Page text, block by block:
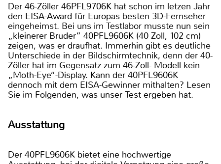
Der 46-Zöller 46PFL9706K hat schon im letzen Jahr
den EISA-Award für Europas besten 3D-Fernseher
eingeheimst. Bei uns im Testlabor musste nun sein
„kleinerer Bruder“ 40PFL9606K (40 Zoll, 102 cm)
zeigen, was er draufhat. Immerhin gibt es deutliche
Unterschiede in der Bildschirmtechnik, denn der 40-
Zöller hat im Gegensatz zum 46-Zoll- Modell kein
„Moth-Eye“-Display. Kann der 40PFL9606K
dennoch mit dem EISA-Gewinner mithalten? Lesen
Sie im Folgenden, was unser Test ergeben hat.
Ausstattung
Der 40PFL9606K bietet eine hochwertige